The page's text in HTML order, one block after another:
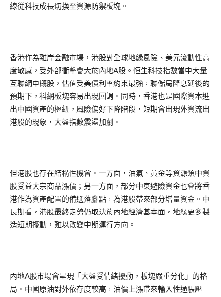
線從科技成長切換至資源防禦板塊。
香港作為離岸金融市場，港股對全球地緣風險、美元流動性高
度敏感，受外部衝擊會大於內地A股。恒生科技指數當中大量
互聯網中概股，估值受美債利率約束最強，聯儲局降息延後的
預期下，科網板塊容易出現回調。同時，香港也是國際資本進
出中國資產的樞紐，風險偏好下降階段，短期會出現外資流出
港股的現象，大盤指數震盪加劇。
但港股也存在結構性機會。一方面，油氣、黃金等資源類中資
股受益大宗商品漲價；另一方面，部分中東避險資金也會將香
港作為資產配置的備選落腳點，為港股帶來部分增量資金。中
長期看，港股最終走勢仍取決於內地經濟基本面，地緣更多製
造短期擾動，難以改變中期運行方向。
內地A股市場會呈現「大盤受情緒擾動，板塊嚴重分化」的格
局。中國原油對外依存度較高，油價上漲帶來輸入性通脹壓